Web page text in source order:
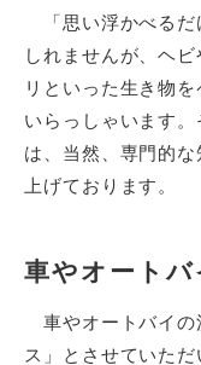
「思い浮かべるだ
しれませんが、ヘ
リといった生き物
いらっしゃいます
は、当然、専門的
上げております。
車やオート
車やオートバイ
ス」とさせていた